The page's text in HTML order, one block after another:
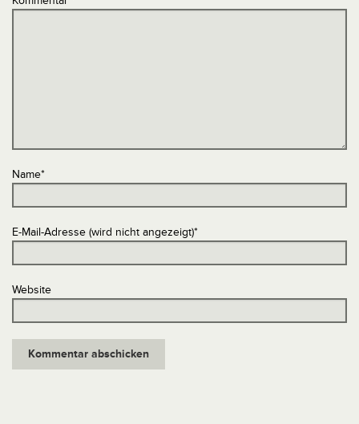
Name*
E-Mail-Adresse (wird nicht angezeigt)*
Website